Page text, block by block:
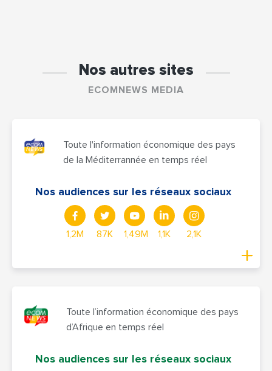
Nos autres sites
ECOMNEWS MEDIA
Toute l'information économique des pays
de la Méditerrannée en temps réel
Nos audiences sur les réseaux sociaux
1,2M 87K 1,49M 1,1K 2,1K
Toute l’information économique des pays
d’Afrique en temps réel
Nos audiences sur les réseaux sociaux